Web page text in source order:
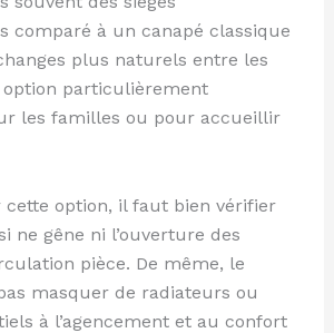
comparé à un canapé classique
plus naturels entre les
option particulièrement
les familles ou pour accueillir
cette option, il faut bien vérifier
ne gêne ni l’ouverture des
pièce. De même, le
masquer de radiateurs ou
à l’agencement et au confort